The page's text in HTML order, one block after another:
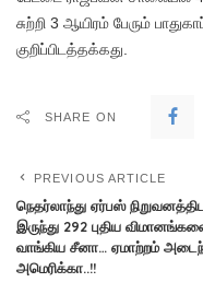
சுற்றி 3 ஆயிரம் பேரும்
குறிப்பிடத்தக்கது.
SHARE ON
PREVIOUS ARTICLE
நெதர்லாந்து ஏர்பஸ்
இருந்து 292 புதிய
வாங்கிய சீனா… ஏமாற்றம்
அமெரிக்கா..!!